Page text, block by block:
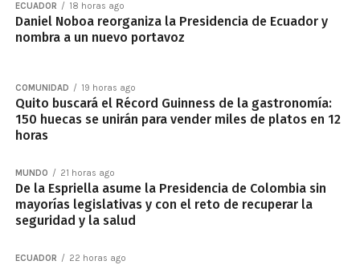
ECUADOR 18 horas ago
Daniel Noboa reorganiza la Presidencia de Ecuador y
nombra a un nuevo portavoz
COMUNIDAD 19 horas ago
Quito buscará el Récord Guinness de la gastronomía:
150 huecas se unirán para vender miles de platos en 12
horas
MUNDO 21 horas ago
De la Espriella asume la Presidencia de Colombia sin
mayorías legislativas y con el reto de recuperar la
seguridad y la salud
ECUADOR 22 horas ago